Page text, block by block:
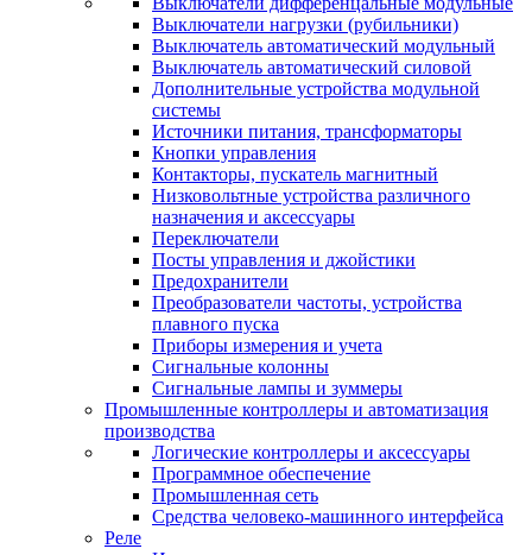
Выключатели нагрузки (рубильники)
Выключатель автоматический модульный
Выключатель автоматический силовой
Дополнительные устройства модульной
системы
Источники питания, трансформаторы
Кнопки управления
Контакторы, пускатель магнитный
Низковольтные устройства различного
назначения и аксессуары
Переключатели
Посты управления и джойстики
Предохранители
Преобразователи частоты, устройства
плавного пуска
Приборы измерения и учета
Сигнальные колонны
Сигнальные лампы и зуммеры
Промышленные контроллеры и автоматизация
производства
Логические контроллеры и аксессуары
Программное обеспечение
Промышленная сеть
Средства человеко-машинного интерфейса
Реле